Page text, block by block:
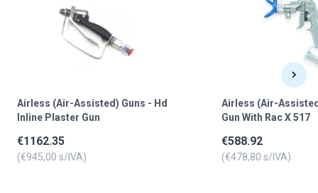
Altura corte 52 mm
Airless (Air-Assisted) Guns - Hd
Inline Plaster Gun
€1162.35
(€945,00 s/IVA)
Airless (Air-
Gun With Rac X 517
€588.92
(€478,80 s/IVA)